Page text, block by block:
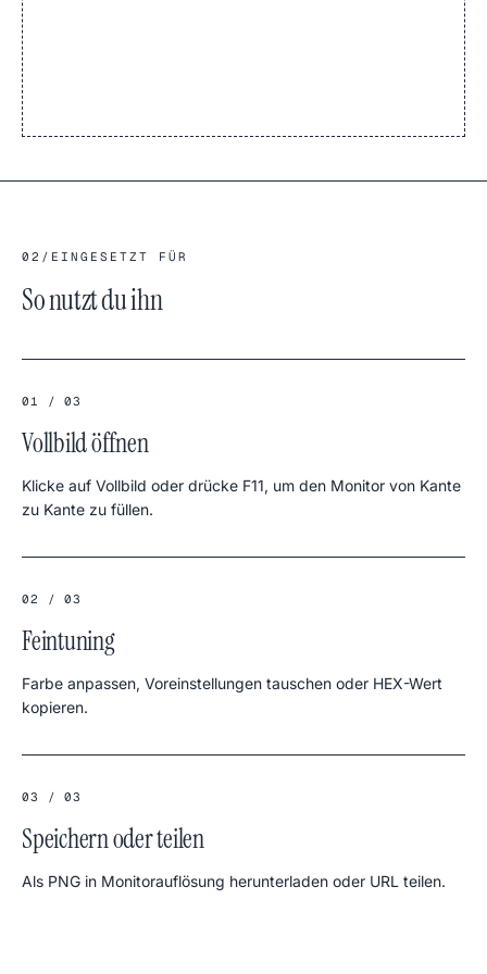
02 / EINGESETZT FÜR
So nutzt du ihn
01 / 03
Vollbild öffnen
Klicke auf Vollbild oder drücke F11, um den Monitor von Kante
zu Kante zu füllen.
02 / 03
Feintuning
Farbe anpassen, Voreinstellungen tauschen oder HEX-Wert
kopieren.
03 / 03
Speichern oder teilen
Als PNG in Monitorauflösung herunterladen oder URL teilen.